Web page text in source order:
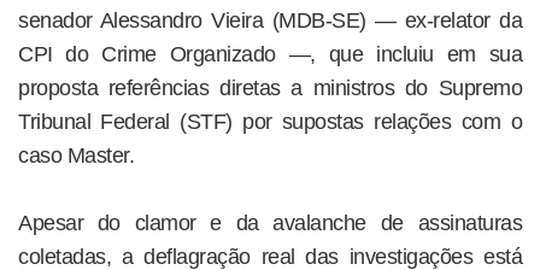
senador Alessandro Vieira (MDB-SE) — ex-relator da
CPI do Crime Organizado —, que incluiu em sua
proposta referências diretas a ministros do Supremo
Tribunal Federal (STF) por supostas relações com o
caso Master.
Apesar do clamor e da avalanche de assinaturas
coletadas, a deflagração real das investigações está